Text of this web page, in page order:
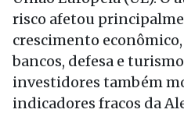
risco afetou
crescimento
bancos, defesa e
investidores também
indicadores fracos da